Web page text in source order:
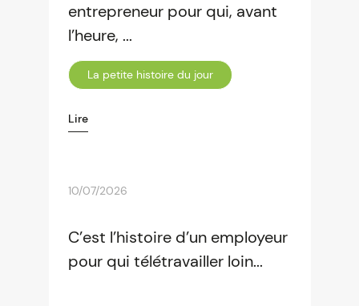
entrepreneur pour qui, avant
l’heure, ...
La petite histoire du jour
Lire
10/07/2026
C’est l’histoire d’un employeur
pour qui télétravailler loin...